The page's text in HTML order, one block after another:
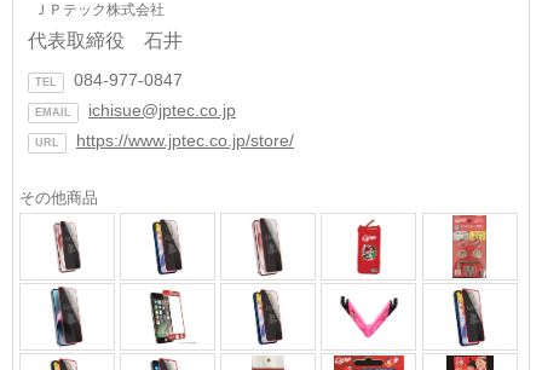
ＪＰテック株式会社
代表取締役 石井
TEL 084-977-0847
EMAIL ichisue@jptec.co.jp
URL https://www.jptec.co.jp/store/
その他商品